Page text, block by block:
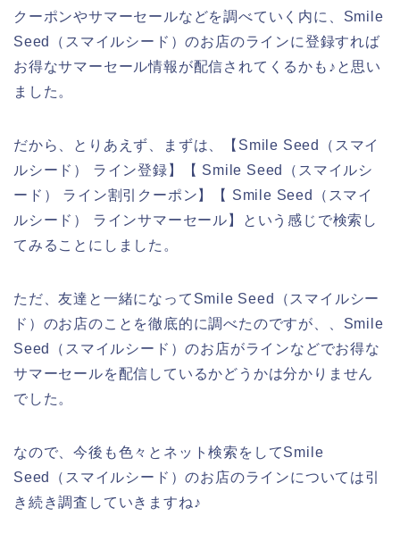
クーポンやサマーセールなどを調べていく内に、Smile
Seed（スマイルシード）のお店のラインに登録すれば
お得なサマーセール情報が配信されてくるかも♪と思い
ました。
だから、とりあえず、まずは、【Smile Seed（スマイ
ルシード） ライン登録】【 Smile Seed（スマイルシ
ード） ライン割引クーポン】【 Smile Seed（スマイ
ルシード） ラインサマーセール】という感じで検索し
てみることにしました。
ただ、友達と一緒になってSmile Seed（スマイルシー
ド）のお店のことを徹底的に調べたのですが、、Smile
Seed（スマイルシード）のお店がラインなどでお得な
サマーセールを配信しているかどうかは分かりません
でした。
なので、今後も色々とネット検索をしてSmile
Seed（スマイルシード）のお店のラインについては引
き続き調査していきますね♪